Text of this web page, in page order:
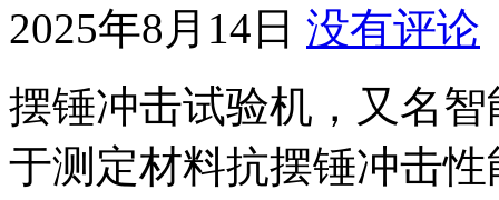
2025年8月14日 没有评论
摆锤冲击试验机，又名
于测定材料抗摆锤冲击